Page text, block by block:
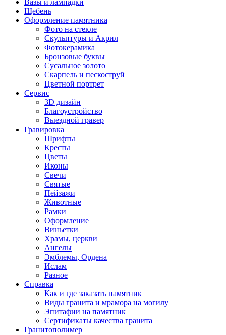
Вазы и лампадки
Щебень
Оформление памятника
Фото на стекле
Скульптуры и Акрил
Фотокерамика
Бронзовые буквы
Сусальное золото
Скарпель и пескоструй
Цветной портрет
Сервис
3D дизайн
Благоустройство
Выездной гравер
Гравировка
Шрифты
Кресты
Цветы
Иконы
Свечи
Святые
Пейзажи
Животные
Рамки
Оформление
Виньетки
Храмы, церкви
Ангелы
Эмблемы, Ордена
Ислам
Разное
Справка
Как и где заказать памятник
Виды гранита и мрамора на могилу
Эпитафии на памятник
Сертификаты качества гранита
Гранитополимер